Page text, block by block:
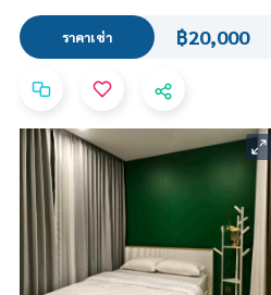
ราคาเช่า ฿20,000